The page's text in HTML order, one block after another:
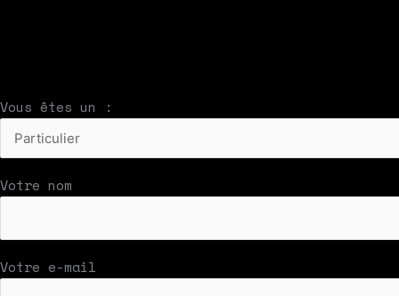
Vous êtes un :
Votre nom
Votre e-mail